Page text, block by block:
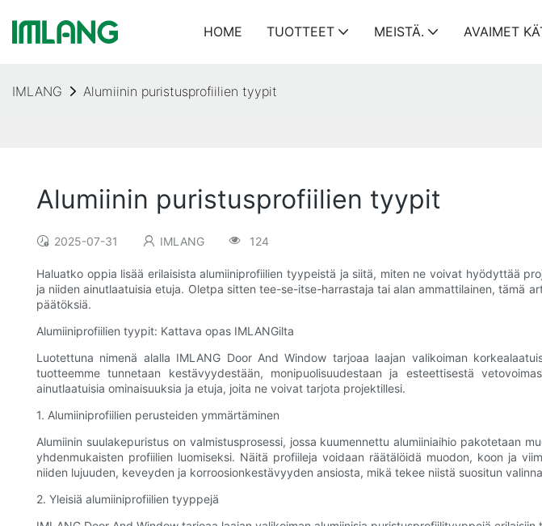
HOME TUOTTEET MEISTÄ. AVAIMET
IMLANG Alumiinin puristusprofiilien tyypit
Alumiinin puristusprofiilien tyypit
2025-07-31 IMLANG 124
Haluatko oppia lisää erilaisista alumiiniprofiilien tyypeistä ja siitä, miten ne voivat hyödyttää
ja niiden ainutlaatuisia etuja. Oletpa sitten tee-se-itse-harrastaja tai alan ammattilainen,
päätöksiä.
Alumiiniprofiilien tyypit: Kattava opas IMLANGilta
Luotettuna nimenä alalla IMLANG Door And Window tarjoaa laajan valikoiman
tuotteemme tunnetaan kestävyydestään, monipuolisuudestaan ja esteettisestä
ainutlaatuisia ominaisuuksia ja etuja, joita ne voivat tarjota projektillesi.
1. Alumiiniprofiilien perusteiden ymmärtäminen
Alumiinin suulakepuristus on valmistusprosessi, jossa kuumennettu alumiiniaihio pakotetaan
yhdenmukaisten profiilien luomiseksi. Näitä profiileja voidaan räätälöidä muodon, koon ja
niiden lujuuden, keveyden ja korroosionkestävyyden ansiosta, mikä tekee niistä suositun
2. Yleisiä alumiiniprofiilien tyyppejä